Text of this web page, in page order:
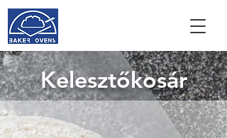
Kelesztőkosár